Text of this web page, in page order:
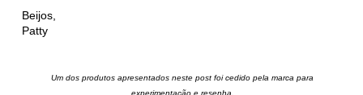
Beijos,
Patty
Um dos produtos apresentados neste post foi cedido pela marca para
experimentação e resenha.